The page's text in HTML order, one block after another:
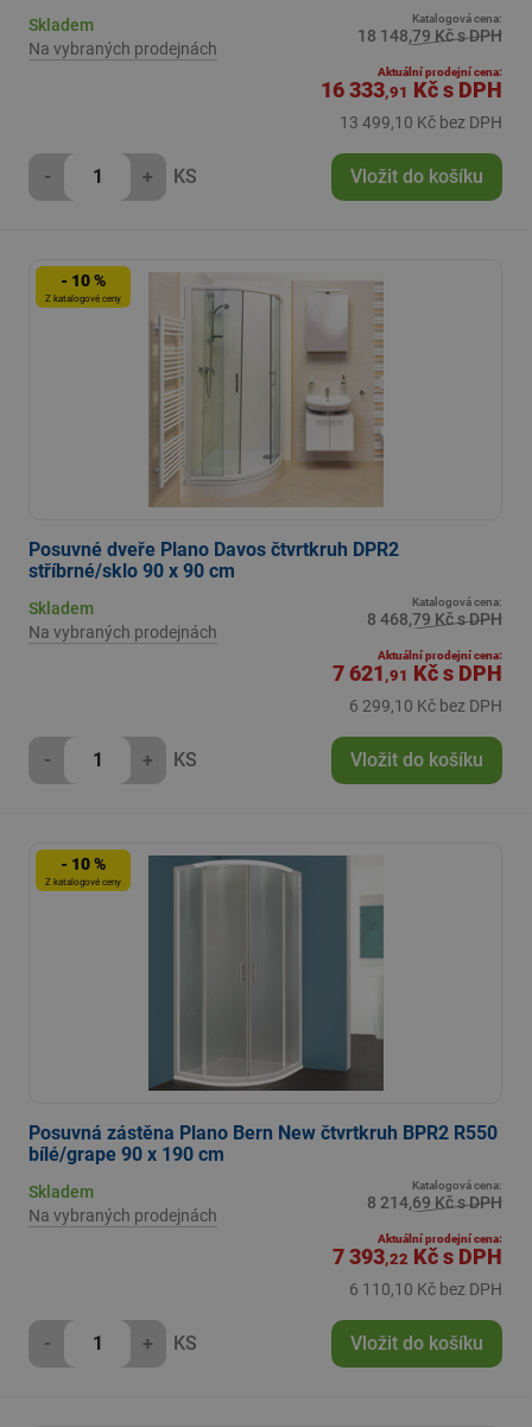
Skladem
Na vybraných prodejnách
Katalogová cena:
18 148,79 Kč s DPH
Aktuální prodejní cena:
16 333,91 Kčs DPH
13 499,10 Kč bez DPH
- + KS Vložit do košíku
- 10 %
Z katalogové ceny
Posuvné dveře Plano Davos čtvrtkruh DPR2
stříbrné/sklo 90 x 90 cm
Skladem
Na vybraných prodejnách
Katalogová cena:
8 468,79 Kč s DPH
Aktuální prodejní cena:
7 621 ,91 Kčs DPH
6 299,10 Kč bez DPH
- + KS Vložit do košíku
- 10 %
Z katalogové ceny
Posuvná zástěna Plano Bern New čtvrtkruh BPR2 R550
bílé/grape 90 x 190 cm
Skladem
Na vybraných prodejnách
Katalogová cena:
8 214,69 Kč s DPH
Aktuální prodejní cena:
7 393,22 Kčs DPH
6 110,10 Kč bez DPH
- + KS Vložit do košíku